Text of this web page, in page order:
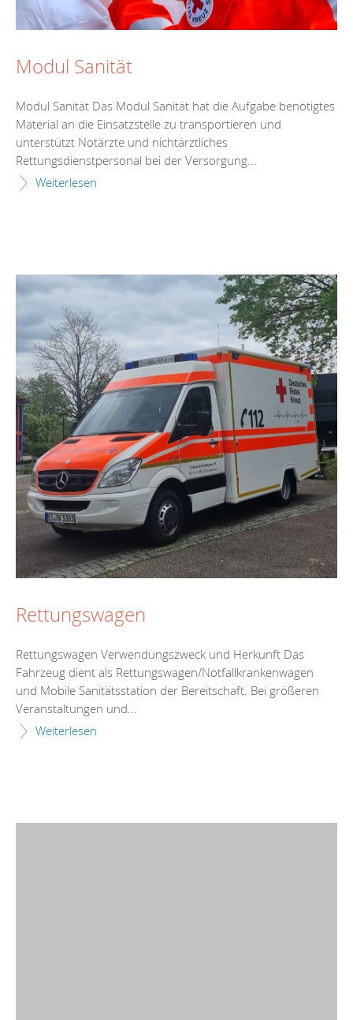
Modul Sanität
Modul Sanität Das Modul Sanität hat die Aufgabe benötigtes
Material an die Einsatzstelle zu transportieren und
unterstützt Notärzte und nichtärztliches
Rettungsdienstpersonal bei der Versorgung...
Weiterlesen
Rettungswagen
Rettungswagen Verwendungszweck und Herkunft Das
Fahrzeug dient als Rettungswagen/Notfallkrankenwagen
und Mobile Sanitätsstation der Bereitschaft. Bei größeren
Veranstaltungen und...
Weiterlesen